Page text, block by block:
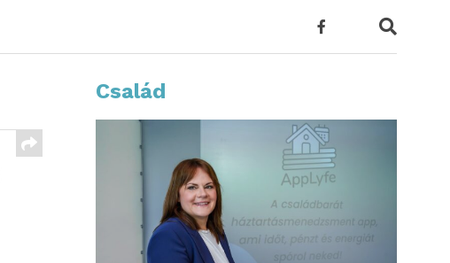
Család